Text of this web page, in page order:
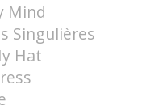
Mind
Singulières
Hat